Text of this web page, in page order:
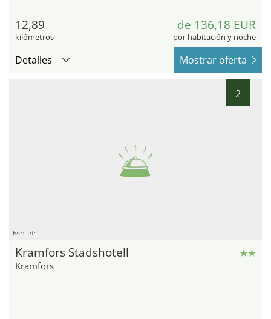
12,89
kilómetros
de 136,18 EUR
por habitación y noche
Detalles Mostrar oferta
2
hotel.de
Kramfors Stadshotell
Kramfors